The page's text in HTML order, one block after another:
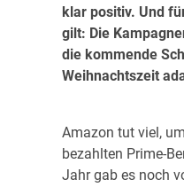
klar positiv. Und
gilt: Die
die kommende
Weihnachtszeit
Amazon tut viel,
bezahlten Prime-
Jahr gab es noch